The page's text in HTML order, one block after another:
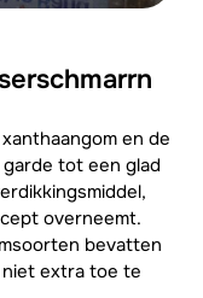
en de
tot een glad
overneemt.
bevatten
extra toe te